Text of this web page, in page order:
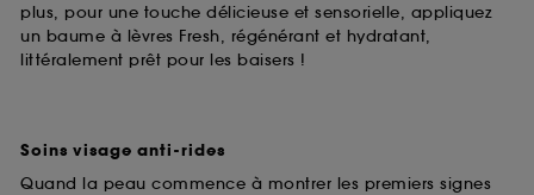
plus, pour une touche délicieuse et sensorielle, appliquez
un baume à lèvres Fresh, régénérant et hydratant,
littéralement prêt pour les baisers !
Soins visage anti-rides
Quand la peau commence à montrer les premiers signes